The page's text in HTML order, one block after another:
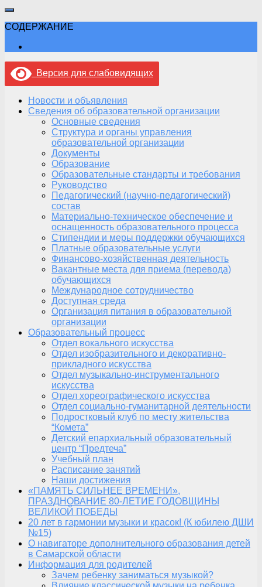
СОДЕРЖАНИЕ
Версия для слабовидящих
Новости и объявления
Сведения об образовательной организации
Основные сведения
Структура и органы управления
образовательной организации
Документы
Образование
Образовательные стандарты и требования
Руководство
Педагогический (научно-педагогический)
состав
Материально-техническое обеспечение и
оснащенность образовательного процесса
Стипендии и меры поддержки обучающихся
Платные образовательные услуги
Финансово-хозяйственная деятельность
Вакантные места для приема (перевода)
обучающихся
Международное сотрудничество
Доступная среда
Организация питания в образовательной
организации
Образовательный процесс
Отдел вокального искусства
Отдел изобразительного и декоративно-
прикладного искусства
Отдел музыкально-инструментального
искусства
Отдел хореографического искусства
Отдел социально-гуманитарной деятельности
Подростковый клуб по месту жительства
“Комета”
Детский епархиальный образовательный
центр “Предтеча”
Учебный план
Расписание занятий
Наши достижения
«ПАМЯТЬ СИЛЬНЕЕ ВРЕМЕНИ»,
ПРАЗДНОВАНИЕ 80-ЛЕТИЕ ГОДОВЩИНЫ
ВЕЛИКОЙ ПОБЕДЫ
20 лет в гармонии музыки и красок! (К юбилею ДШИ
№15)
О навигаторе дополнительного образования детей
в Самарской области
Информация для родителей
Зачем ребенку заниматься музыкой?